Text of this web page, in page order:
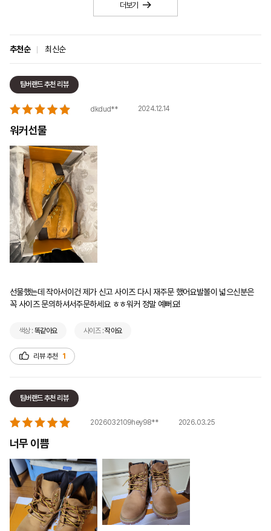
더보기
추천순 최신순
팀버랜드 추천 리뷰
dkdud** 2024.12.14
워커선물
선물했는데 작아서이건 제가 신고 사이즈 다시 재주문 했어요발볼이 넓으신분은
꼭 사이즈 문의하셔서주문하세요 ㅎㅎ워커 정말 예뻐요!
색상 : 똑같아요 사이즈 :작아요
리뷰 추천 1
팀버랜드 추천 리뷰
2026032109hey98** 2026.03.25
너무 이쁨